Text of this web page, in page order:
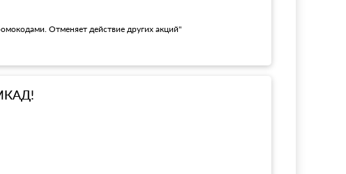
Отменяет действие других акций"